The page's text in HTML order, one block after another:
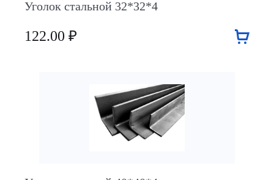
Уголок стальной 32*32*4
122.00 ₽